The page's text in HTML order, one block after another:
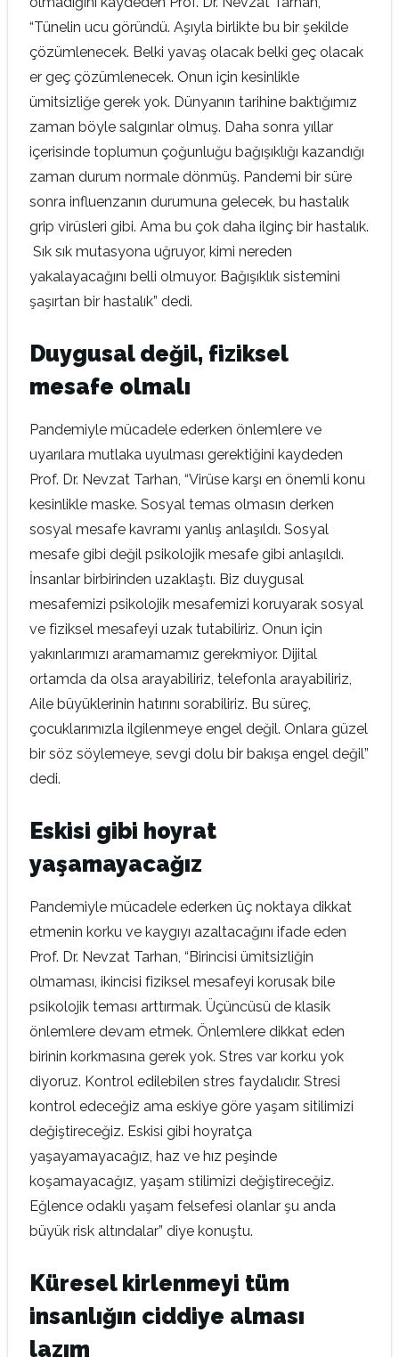
“Tünelin ucu göründü. Aşıyla birlikte bu bir şekilde
çözümlenecek. Belki yavaş olacak belki geç olacak
er geç çözümlenecek. Onun için kesinlikle
ümitsizliğe gerek yok. Dünyanın tarihine baktığımız
zaman böyle salgınlar olmuş. Daha sonra yıllar
içerisinde toplumun çoğunluğu bağışıklığı kazandığı
zaman durum normale dönmüş. Pandemi bir süre
sonra influenzanın durumuna gelecek, bu hastalık
grip virüsleri gibi. Ama bu çok daha ilginç bir hastalık.
Sık sık mutasyona uğruyor, kimi nereden
yakalayacağını belli olmuyor. Bağışıklık sistemini
şaşırtan bir hastalık” dedi.
Duygusal değil, fiziksel
mesafe olmalı
Pandemiyle mücadele ederken önlemlere ve
uyarılara mutlaka uyulması gerektiğini kaydeden
Prof. Dr. Nevzat Tarhan, “Virüse karşı en önemli konu
kesinlikle maske. Sosyal temas olmasın derken
sosyal mesafe kavramı yanlış anlaşıldı. Sosyal
mesafe gibi değil psikolojik mesafe gibi anlaşıldı.
İnsanlar birbirinden uzaklaştı. Biz duygusal
mesafemizi psikolojik mesafemizi koruyarak sosyal
ve fiziksel mesafeyi uzak tutabiliriz. Onun için
yakınlarımızı aramamamız gerekmiyor. Dijital
ortamda da olsa arayabiliriz, telefonla arayabiliriz,
Aile büyüklerinin hatırını sorabiliriz. Bu süreç,
çocuklarımızla ilgilenmeye engel değil. Onlara güzel
bir söz söylemeye, sevgi dolu bir bakışa engel değil”
dedi.
Eskisi gibi hoyrat
yaşamayacağız
Pandemiyle mücadele ederken üç noktaya dikkat
etmenin korku ve kaygıyı azaltacağını ifade eden
Prof. Dr. Nevzat Tarhan, “Birincisi ümitsizliğin
olmaması, ikincisi fiziksel mesafeyi korusak bile
psikolojik teması arttırmak. Üçüncüsü de klasik
önlemlere devam etmek. Önlemlere dikkat eden
birinin korkmasına gerek yok. Stres var korku yok
diyoruz. Kontrol edilebilen stres faydalıdır. Stresi
kontrol edeceğiz ama eskiye göre yaşam sitilimizi
değiştireceğiz. Eskisi gibi hoyratça
yaşayamayacağız, haz ve hız peşinde
koşamayacağız, yaşam stilimizi değiştireceğiz.
Eğlence odaklı yaşam felsefesi olanlar şu anda
büyük risk altındalar” diye konuştu.
Küresel kirlenmeyi tüm
insanlığın ciddiye alması
lazım